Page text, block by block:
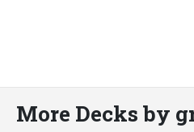
More Decks by